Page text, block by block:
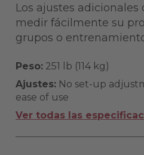
Los ajustes
medir fácilmente su
grupos o
Peso: 251 lb (114 kg)
Ajustes: No set-up
ease of use
Ver todas las